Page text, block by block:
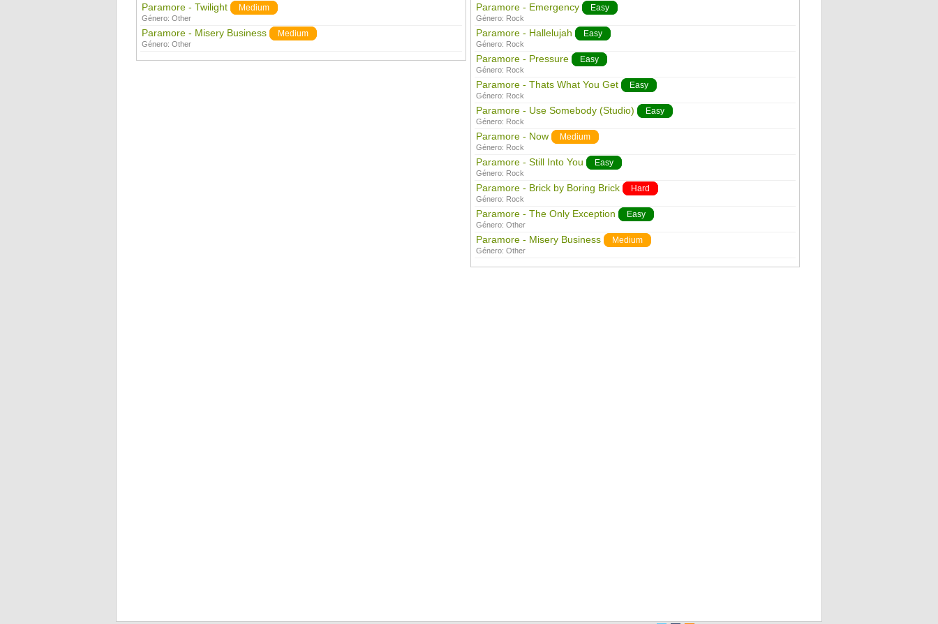
Paramore - Twilight Medium
Género: Other
Paramore - Misery Business Medium
Género: Other
Paramore - Emergency Easy
Género: Rock
Paramore - Hallelujah Easy
Género: Rock
Paramore - Pressure Easy
Género: Rock
Paramore - Thats What You Get Easy
Género: Rock
Paramore - Use Somebody (Studio) Easy
Género: Rock
Paramore - Now Medium
Género: Rock
Paramore - Still Into You Easy
Género: Rock
Paramore - Brick by Boring Brick Hard
Género: Rock
Paramore - The Only Exception Easy
Género: Other
Paramore - Misery Business Medium
Género: Other